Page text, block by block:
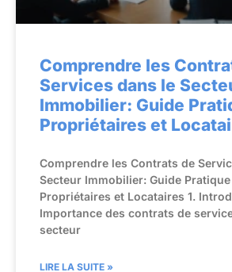
Comprendre les
Services dans le
Immobilier: Guide
Propriétaires et
Comprendre les Contrats de
Secteur Immobilier: Guide
Propriétaires et Locataires 1.
Importance des contrats de
secteur
LIRE LA SUITE »